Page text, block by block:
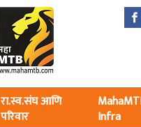
रा.स्व.संघ आणि
परिवार
Infra